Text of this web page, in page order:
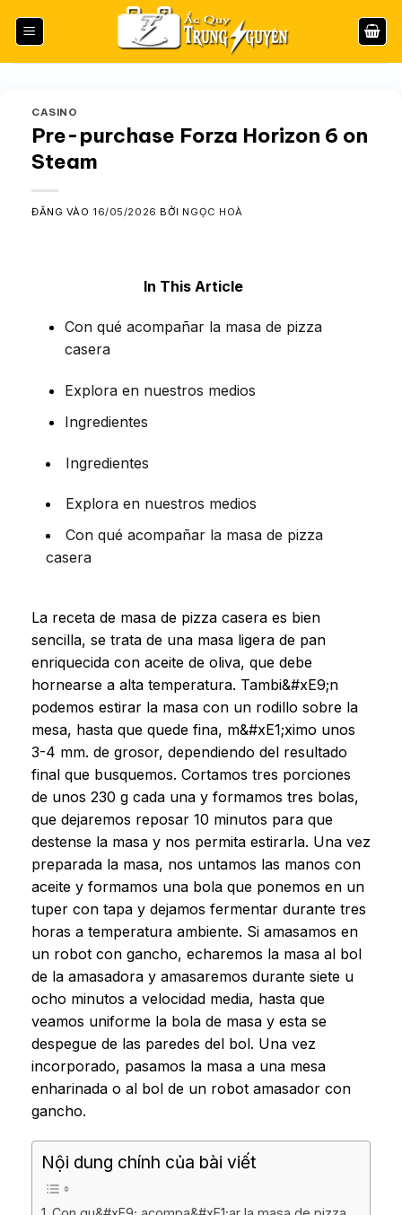
qua
CASINO
Pre-purchase Forza Horizon 6 on
Steam
ĐĂNG VÀO 16/05/2026 BỞI NGỌC HOÀ
In This Article
Con qué acompañar la masa de pizza
casera
Explora en nuestros medios
Ingredientes
Ingredientes
Explora en nuestros medios
Con qué acompañar la masa de pizza
casera
La receta de masa de pizza casera es bien
sencilla, se trata de una masa ligera de pan
enriquecida con aceite de oliva, que debe
hornearse a alta temperatura. Tambi&#xE9;n
podemos estirar la masa con un rodillo sobre la
mesa, hasta que quede fina, m&#xE1;ximo unos
3-4 mm. de grosor, dependiendo del resultado
final que busquemos. Cortamos tres porciones
de unos 230 g cada una y formamos tres bolas,
que dejaremos reposar 10 minutos para que
destense la masa y nos permita estirarla. Una vez
preparada la masa, nos untamos las manos con
aceite y formamos una bola que ponemos en un
tuper con tapa y dejamos fermentar durante tres
horas a temperatura ambiente. Si amasamos en
un robot con gancho, echaremos la masa al bol
de la amasadora y amasaremos durante siete u
ocho minutos a velocidad media, hasta que
veamos uniforme la bola de masa y esta se
despegue de las paredes del bol. Una vez
incorporado, pasamos la masa a una mesa
enharinada o al bol de un robot amasador con
gancho.
Nội dung chính của bài viết